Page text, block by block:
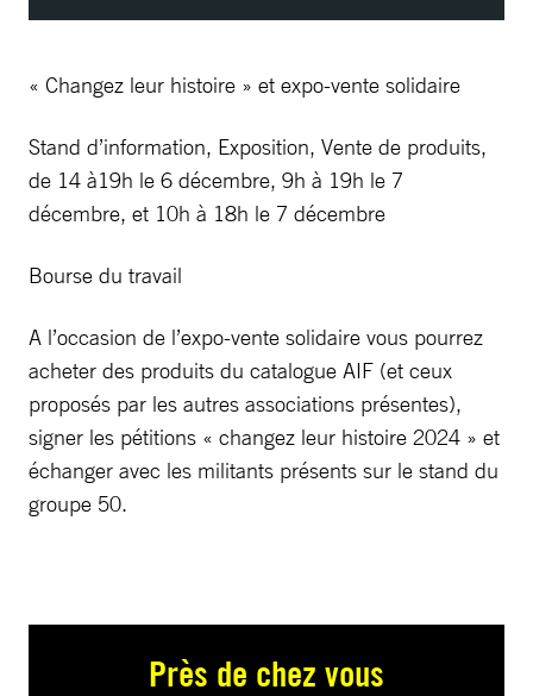
« Changez leur histoire » et expo-vente solidaire
Stand d’information, Exposition, Vente de produits,
de 14 à19h le 6 décembre, 9h à 19h le 7
décembre, et 10h à 18h le 7 décembre
Bourse du travail
A l’occasion de l’expo-vente solidaire vous pourrez
acheter des produits du catalogue AIF (et ceux
proposés par les autres associations présentes),
signer les pétitions « changez leur histoire 2024 » et
échanger avec les militants présents sur le stand du
groupe 50.
Près de chez vous